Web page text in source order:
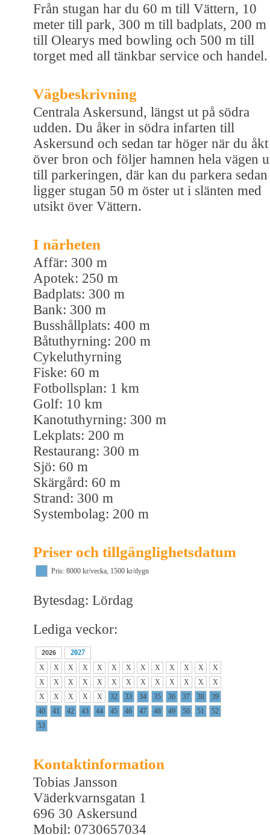
Från stugan har du 60 m till Vättern, 10
meter till park, 300 m till badplats, 200 m
till Olearys med bowling och 500 m till
torget med all tänkbar service och handel.
Vägbeskrivning
Centrala Askersund, längst ut på södra
udden. Du åker in södra infarten till
Askersund och sedan tar höger när du åkt
över bron och följer hamnen hela vägen
till parkeringen, där kan du parkera sedan
ligger stugan 50 m öster ut i slänten med
utsikt över Vättern.
I närheten
Affär: 300 m
Apotek: 250 m
Badplats: 300 m
Bank: 300 m
Busshållplats: 400 m
Båtuthyrning: 200 m
Cykeluthyrning
Fiske: 60 m
Fotbollsplan: 1 km
Golf: 10 km
Kanotuthyrning: 300 m
Lekplats: 200 m
Restaurang: 300 m
Sjö: 60 m
Skärgård: 60 m
Strand: 300 m
Systembolag: 200 m
Priser och tillgänglighetsdatum
Pris: 8000 kr/vecka, 1500 kr/dygn
Bytesdag: Lördag
Lediga veckor:
2026
2027
X
X X X X X X X X X X X
X
X
X X X X X X X X X X X
X
X
X X X X 32 33 34 35 36 37 38
39
40
41 42 43 44 45 46 47 48 49 50 51
52
53
Kontaktinformation
Tobias Jansson
Väderkvarnsgatan 1
696 30 Askersund
Mobil: 0730657034